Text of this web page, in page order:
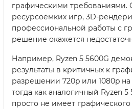
графическими требованиями.
ресурсоёмких игр, 3D-
профессиональной работы с
решение окажется
Например, Ryzen 5 5600G
результаты в критичных к
разрешении 720p или 1080p на
тогда как аналогичный Ryzen 5
просто не имеет